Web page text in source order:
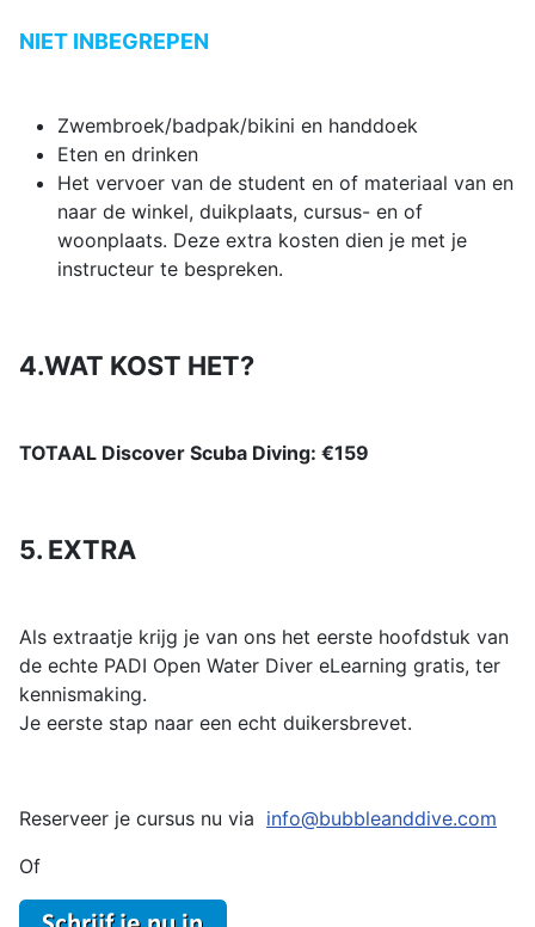
NIET INBEGREPEN
Zwembroek/badpak/bikini en handdoek
Eten en drinken
Het vervoer van de student en of materiaal van en
naar de winkel, duikplaats, cursus- en of
woonplaats. Deze extra kosten dien je met je
instructeur te bespreken.
4.WAT KOST HET?
TOTAAL Discover Scuba Diving: €159
5. EXTRA
Als extraatje krijg je van ons het eerste hoofdstuk van
de echte PADI Open Water Diver eLearning gratis, ter
kennismaking.
Je eerste stap naar een echt duikersbrevet.
Reserveer je cursus nu via info@bubbleanddive.com
Of